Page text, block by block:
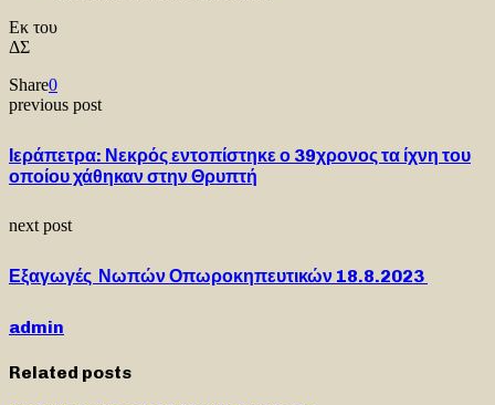
Εκ του
ΔΣ
Share0
previous post
Ιεράπετρα: Νεκρός εντοπίστηκε ο 39χρονος τα ίχνη του
οποίου χάθηκαν στην Θρυπτή
next post
Εξαγωγές Νωπών Οπωροκηπευτικών 18.8.2023
admin
Related posts